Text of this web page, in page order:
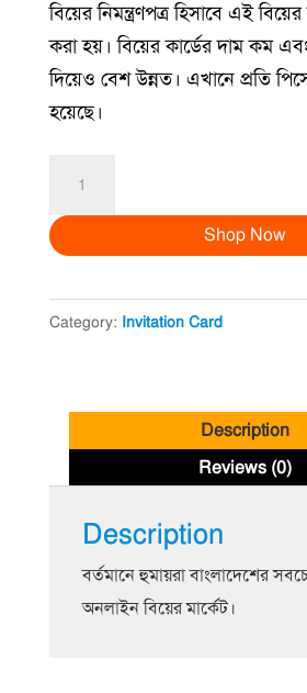
বিয়ের নিমন্ত্রণপত্র হিসাবে এই
করা হয়। বিয়ের কার্ডের দাম কম
দিয়েও বেশ উন্নত। এখানে প্রতি
হয়েছে।
Card
|
বিয়ের
Shop Now
Category: Invitation Card
Description
Reviews (0)
Description
বর্তমানে হুমায়রা বাংলাদেশের
অনলাইন বিয়ের মার্কেট।